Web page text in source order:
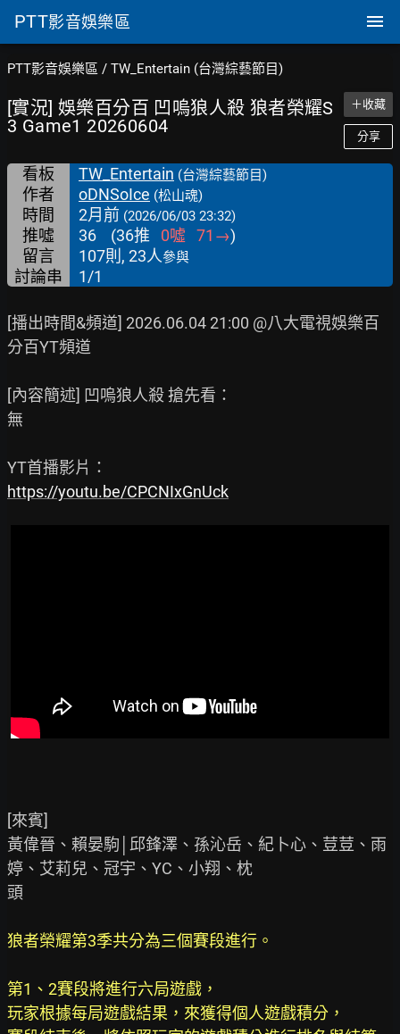
PTT影音娛樂區
PTT影音娛樂區 / TW_Entertain (台灣綜藝節目)
[實況] 娛樂百分百 凹嗚狼人殺 狼者榮耀S
3 Game1 20260604
＋收藏
分享
看板 TW_Entertain (台灣綜藝節目)
作者 oDNSoIce (松山魂)
時間 2月前 (2026/06/03 23:32)
推噓 36 (36推 0噓 71 →)
留言
107則, 23人參與
討論串 1/1
[播出時間&頻道] 2026.06.04 21:00 @八大電視娛樂百
分百YT頻道
[內容簡述] 凹嗚狼人殺 搶先看：
無
https://youtu.be/CPCNIxGnUck
[來賓]
黃偉晉、賴晏駒│邱鋒澤、孫沁岳、紀卜心、荳荳、雨
婷、艾莉兒、冠宇、YC、小翔、枕
頭
狼者榮耀第3季共分為三個賽段進行。
第1、2賽段將進行六局遊戲，
玩家根據每局遊戲結果，來獲得個人遊戲積分，